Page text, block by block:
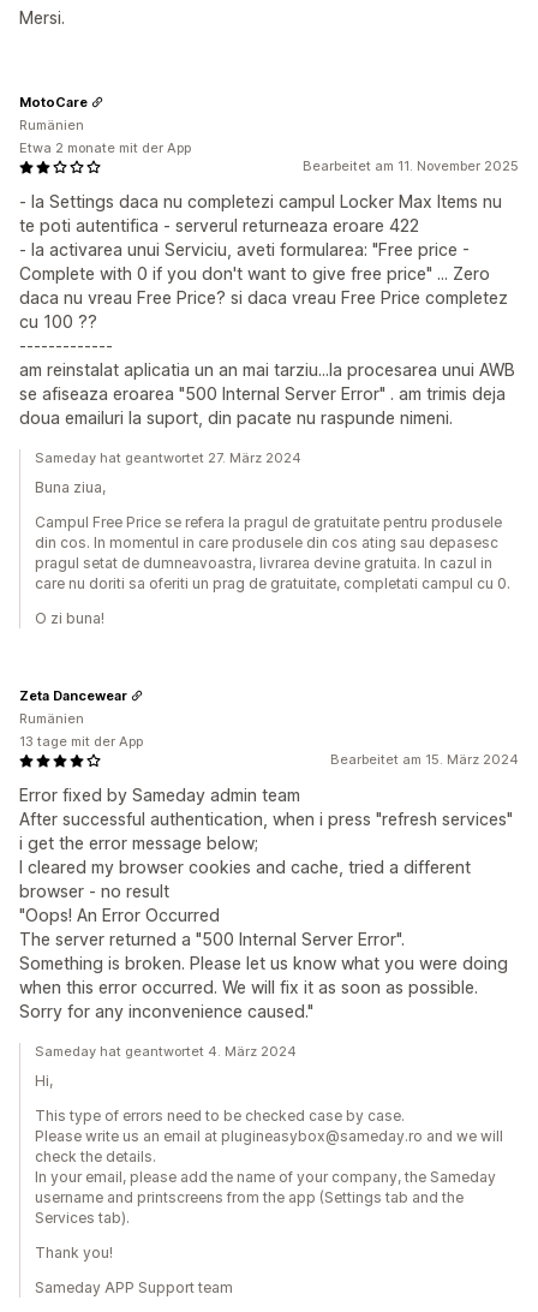
Mersi.
Bearbeitet am 11. November 2025
- la Settings daca nu completezi campul Locker Max Items nu
te poti autentifica - serverul returneaza eroare 422
- la activarea unui Serviciu, aveti formularea: "Free price -
Complete with 0 if you don't want to give free price" ... Zero
daca nu vreau Free Price? si daca vreau Free Price completez
cu 100 ??
-------------
am reinstalat aplicatia un an mai tarziu...la procesarea unui AWB
se afiseaza eroarea "500 Internal Server Error" . am trimis deja
doua emailuri la suport, din pacate nu raspunde nimeni.
MotoCare
Rumänien
Etwa 2 monate mit der App
Sameday hat geantwortet 27. März 2024
Buna ziua,
Campul Free Price se refera la pragul de gratuitate pentru produsele
din cos. In momentul in care produsele din cos ating sau depasesc
pragul setat de dumneavoastra, livrarea devine gratuita. In cazul in
care nu doriti sa oferiti un prag de gratuitate, completati campul cu 0.
O zi buna!
Bearbeitet am 15. März 2024
Error fixed by Sameday admin team
After successful authentication, when i press "refresh services"
i get the error message below;
I cleared my browser cookies and cache, tried a different
browser - no result
"Oops! An Error Occurred
The server returned a "500 Internal Server Error".
Something is broken. Please let us know what you were doing
when this error occurred. We will fix it as soon as possible.
Sorry for any inconvenience caused."
Zeta Dancewear
Rumänien
13 tage mit der App
Sameday hat geantwortet 4. März 2024
Hi,
This type of errors need to be checked case by case.
Please write us an email at plugineasybox@sameday.ro and we will
check the details.
In your email, please add the name of your company, the Sameday
username and printscreens from the app (Settings tab and the
Services tab).
Thank you!
Sameday APP Support team